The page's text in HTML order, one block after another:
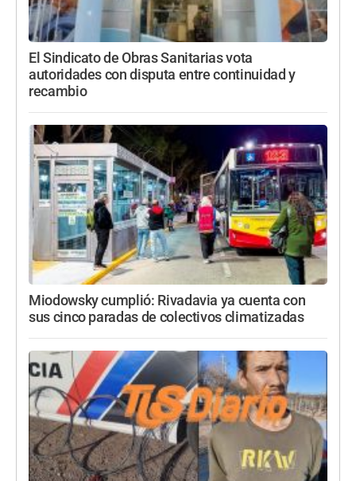
El Sindicato de Obras Sanitarias vota
autoridades con disputa entre continuidad y
recambio
Miodowsky cumplió: Rivadavia ya cuenta con
sus cinco paradas de colectivos climatizadas